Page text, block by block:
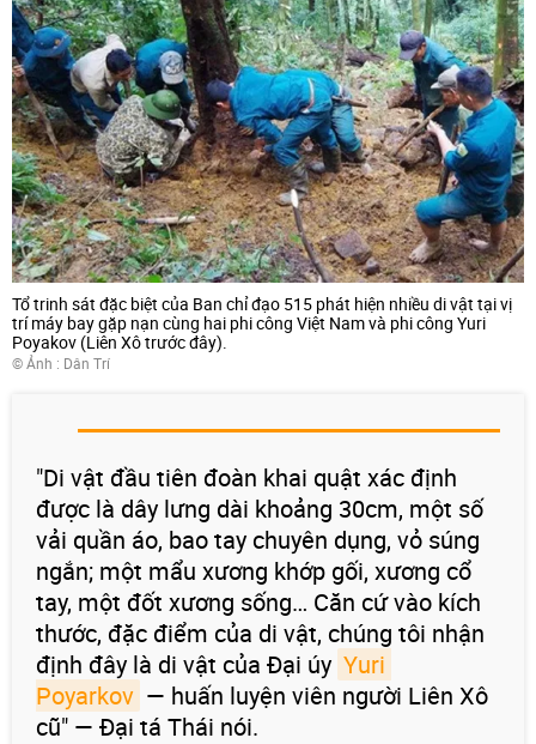
Tổ trinh sát đặc biệt của Ban chỉ đạo 515 phát hiện nhiều di vật tại vị
trí máy bay gặp nạn cùng hai phi công Việt Nam và phi công Yuri
Poyakov (Liên Xô trước đây).
© Ảnh : Dân Trí
"Di vật đầu tiên đoàn khai quật xác định
được là dây lưng dài khoảng 30cm, một số
vải quần áo, bao tay chuyên dụng, vỏ súng
ngắn; một mẩu xương khớp gối, xương cổ
tay, một đốt xương sống… Căn cứ vào kích
thước, đặc điểm của di vật, chúng tôi nhận
định đây là di vật của Đại úy Yuri
Poyarkov — huấn luyện viên người Liên Xô
cũ" — Đại tá Thái nói.